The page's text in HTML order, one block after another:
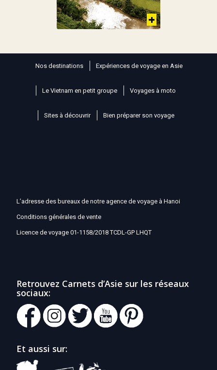
Nos destinations Expériences de voyage en Asie
Le Vietnam en petit groupe Voyages à moto
Sites à découvrir Bien préparer son voyage
L’adresse des bureaux de notre agence de voyage à Hanoi
Conditions générales de vente
Licence de voyage 01-1158/2018 TCDL-GP LHQT
Retrouvez Carnets d’Asie sur les réseaux
sociaux:
Et aussi sur: